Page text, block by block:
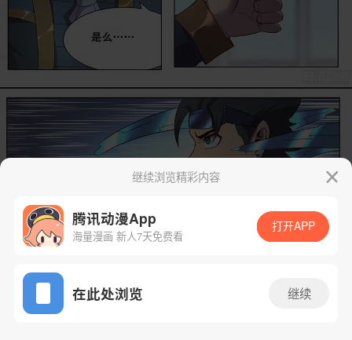
App免费看
继续浏览精彩内容
腾讯动漫App
海量漫画 新人7天免费看
打开APP
在此处浏览 继续